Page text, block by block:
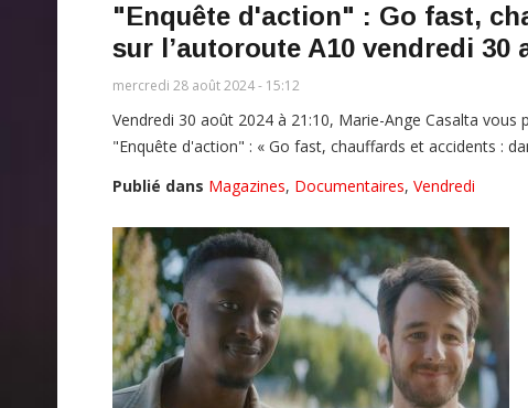
"Enquête d'action" : Go fast,
sur l’autoroute A10 vendredi 30
mercredi 28 août 2024 - 15:12
Vendredi 30 août 2024 à 21:10, Marie-Ange Casalta
"Enquête d'action" : « Go fast, chauffards et accidents :
Publié dans Magazines, Documentaires, Vendredi